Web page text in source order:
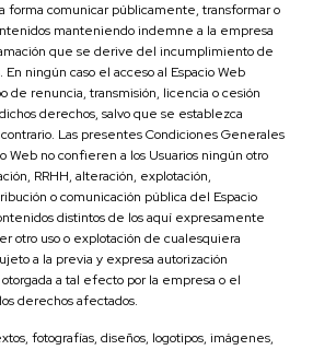
forma comunicar públicamente, transformar o
manteniendo indemne a la empresa
que se derive del incumplimiento de
ningún caso el acceso al Espacio Web
de renuncia, transmisión, licencia o cesión
derechos, salvo que se establezca
Las presentes Condiciones Generales
Web no confieren a los Usuarios ningún otro
RRHH, alteración, explotación,
o comunicación pública del Espacio
distintos de los aquí expresamente
otro uso o explotación de cualesquiera
a la previa y expresa autorización
a tal efecto por la empresa o el
derechos afectados.
fotografías, diseños, logotipos, imágenes,